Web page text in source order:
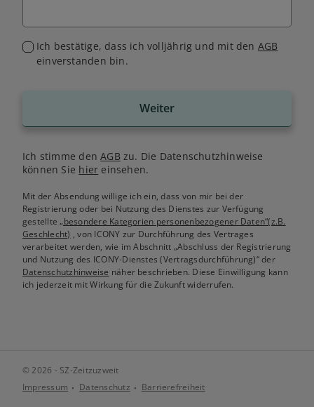
Ich bestätige, dass ich volljährig und mit den AGB
einverstanden bin.
Weiter
Ich stimme denAGB zu. Die Datenschutzhinweise
können Sie hier einsehen.
Mit der Absendung willige ich ein, dass von mir bei der
Registrierung oder bei Nutzung des Dienstes zur Verfügung
gestellte„besondere Kategorien personenbezogener Daten“(z.B.
Geschlecht) , von ICONY zur Durchführung des Vertrages
verarbeitet werden, wie im Abschnitt „Abschluss der Registrierung
und Nutzung des ICONY-Dienstes (Vertragsdurchführung)“ der
Datenschutzhinweise näher beschrieben. Diese Einwilligung kann
ich jederzeit mit Wirkung für die Zukunft widerrufen.
© 2026 - SZ-Zeitzuzweit
Impressum
Datenschutz Barrierefreiheit